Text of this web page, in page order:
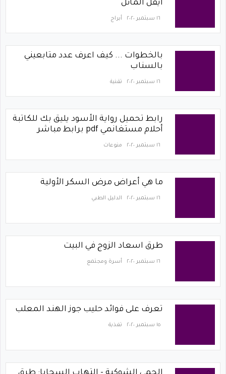
ايفل المائل
١٦ سبتمبر ٢٠٢٠ أبراج
بالخطوات ... كيف اعرف عدد متابعيني
بالسناب
١٦ سبتمبر ٢٠٢٠ تقنية
رابط تحميل رواية الأسود يليق بك للكاتبة
أحلام مستغانمي pdf برابط مباشر
١٦ سبتمبر ٢٠٢٠ منوعات
ما هي أعراض مرض السكر الأولية
١٦ سبتمبر ٢٠٢٠ الدليل الطبي
طرق اسعاد الزوج في البيت
١٦ سبتمبر ٢٠٢٠ أسرة ومجتمع
تعرف على فوائد حليب جوز الهند المعلب
١٥ سبتمبر ٢٠٢٠ تغذية